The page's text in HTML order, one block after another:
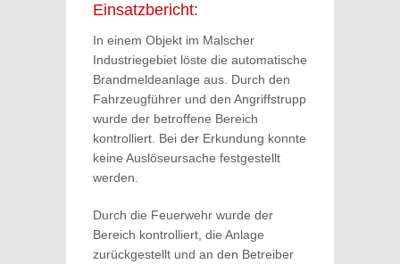
Einsatzbericht:
In einem Objekt im Malscher
Industriegebiet löste die automatische
Brandmeldeanlage aus. Durch den
Fahrzeugführer und den Angriffstrupp
wurde der betroffene Bereich
kontrolliert. Bei der Erkundung konnte
keine Auslöseursache festgestellt
werden.
Durch die Feuerwehr wurde der
Bereich kontrolliert, die Anlage
zurückgestellt und an den Betreiber